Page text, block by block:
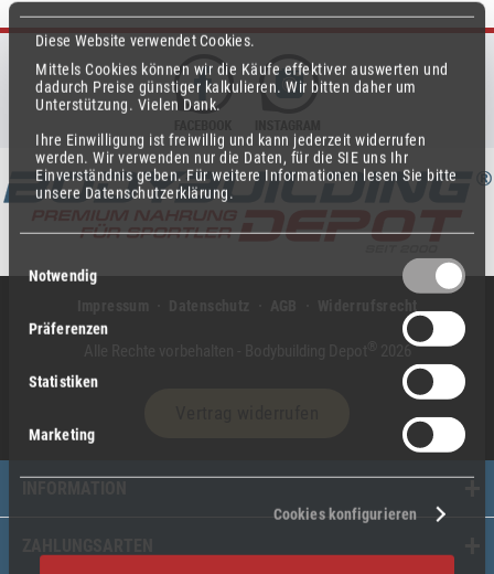
Diese Website verwendet Cookies.
Mittels Cookies können wir die Käufe effektiver auswerten und
dadurch Preise günstiger kalkulieren. Wir bitten daher um
Unterstützung. Vielen Dank.
Ihre Einwilligung ist freiwillig und kann jederzeit widerrufen
werden. Wir verwenden nur die Daten, für die SIE uns Ihr
Einverständnis geben. Für weitere Informationen lesen Sie bitte
unsere Datenschutzerklärung.
Notwendig
Präferenzen
Statistiken
Marketing
Cookies konfigurieren
2026